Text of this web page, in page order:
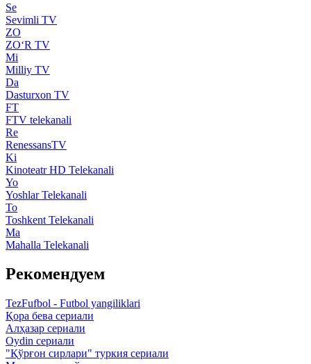
Se
Sevimli TV
ZO
ZO‘R TV
Mi
Milliy TV
Da
Dasturxon TV
FT
FTV telekanali
Re
RenessansTV
Ki
Kinoteatr HD Telekanali
Yo
Yoshlar Telekanali
To
Toshkent Telekanali
Ma
Mahalla Telekanali
Рекомендуем
TezFufbol - Futbol yangiliklari
Қора бева сериали
Алҳазар сериали
Oydin сериали
"Қўрғон сирлари" туркия сериали